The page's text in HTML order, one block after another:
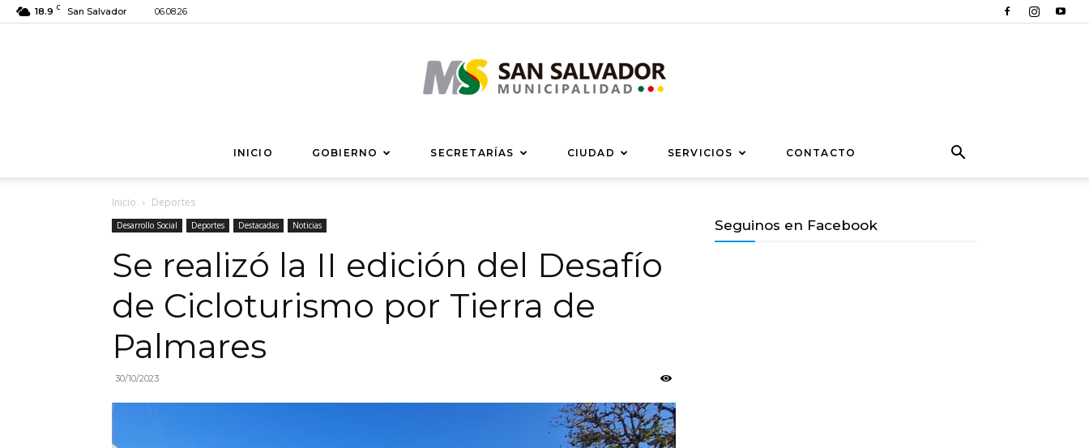
18.9 C San Salvador 06.08.26
Municipalidad
de
INICIO GOBIERNO SECRETARÍAS CIUDAD SERVICIOS CONTACTO
Inicio Deportes
Desarrollo Social Deportes Destacadas Noticias
Se realizó la II edición del Desafío
de Cicloturismo por Tierra de
Palmares
30/10/2023
Seguinos en Facebook